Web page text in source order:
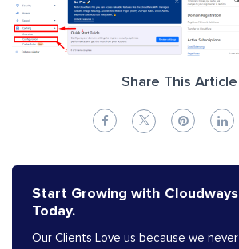
Share This Article
Start Growing with Cloudways
Today.
Our Clients Love us because we never